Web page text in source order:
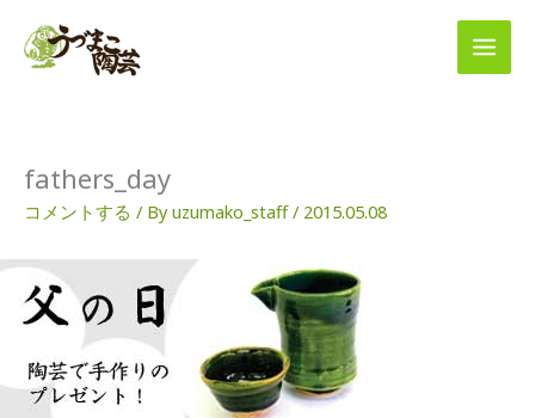
fathers_day
コメントする / Byuzumako_staff/ 2015.05.08